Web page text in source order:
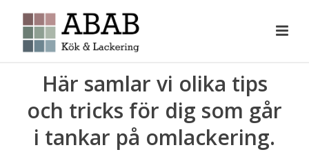
Här samlar vi olika tips
och tricks för dig som går
i tankar på omlackering.